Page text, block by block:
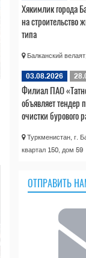
Хякимлик города
на строительство
типа
Балканский
03.08.2026
Филиал ПАО
объявляет тендер
очистки бурового
Туркменистан, г.
квартал 150, дом 59
ОТПРАВИТЬ